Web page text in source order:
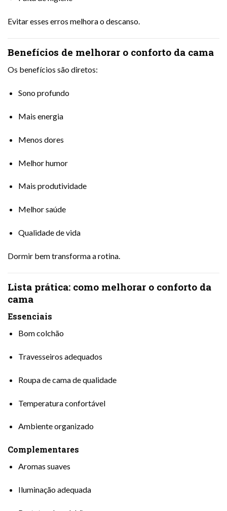
Evitar esses erros melhora o descanso.
Benefícios de melhorar o conforto da cama
Os benefícios são diretos:
Sono profundo
Mais energia
Menos dores
Melhor humor
Mais produtividade
Melhor saúde
Qualidade de vida
Dormir bem transforma a rotina.
Lista prática: como melhorar o conforto da
cama
Essenciais
Bom colchão
Travesseiros adequados
Roupa de cama de qualidade
Temperatura confortável
Ambiente organizado
Complementares
Aromas suaves
Iluminação adequada